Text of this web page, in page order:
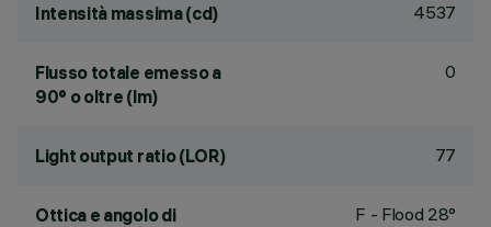
Intensità massima (cd) 4537
Flusso totale emesso a
90° o oltre (lm)
0
Light output ratio (LOR) 77
Ottica e angolo di
F - Flood 28°